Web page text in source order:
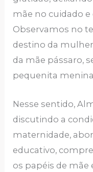
mãe no cuidado
Observamos no
destino da
da mãe pássaro,
pequenita
Nesse sentido,
discutindo a
maternidade,
educativo,
os papéis de mãe